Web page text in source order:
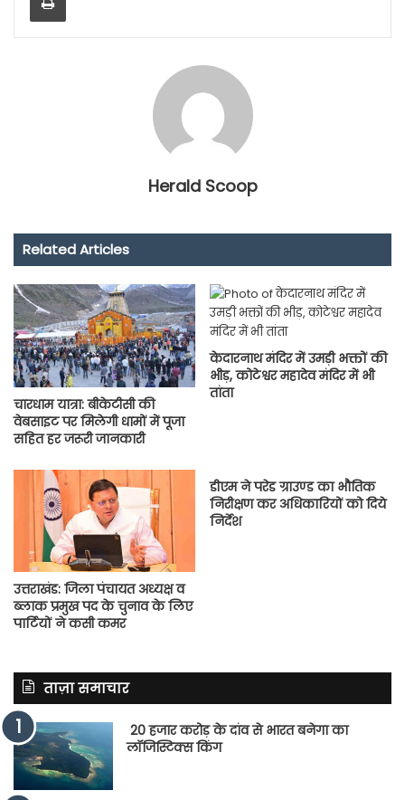
Herald Scoop
Related Articles
चारधाम यात्रा: बीकेटीसी की
वेबसाइट पर मिलेगी धामों में पूजा
सहित हर जरूरी जानकारी
केदारनाथ मंदिर में उमड़ी भक्तों की
भीड़, कोटेश्वर महादेव मंदिर में भी
तांता
उत्तराखंड: जिला पंचायत अध्यक्ष व
ब्लाक प्रमुख पद के चुनाव के लिए
पार्टियों ने कसी कमर
डीएम ने परेड ग्राउण्ड का भौतिक
निरीक्षण कर अधिकारियों को दिये
निर्देश
ताज़ा समाचार
20 हजार करोड़ के दांव से भारत बनेगा का
लॉजिस्टिक्स किंग